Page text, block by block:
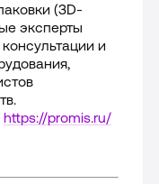
(3D-
эксперты
и
https://promis.ru/